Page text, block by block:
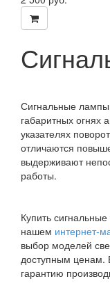
Сигнальные
габаритных огнях
указателях
отличаются
выдерживают
работы.
Купить
нашем интернет-
выбор моделей
доступным ценам.
гарантию